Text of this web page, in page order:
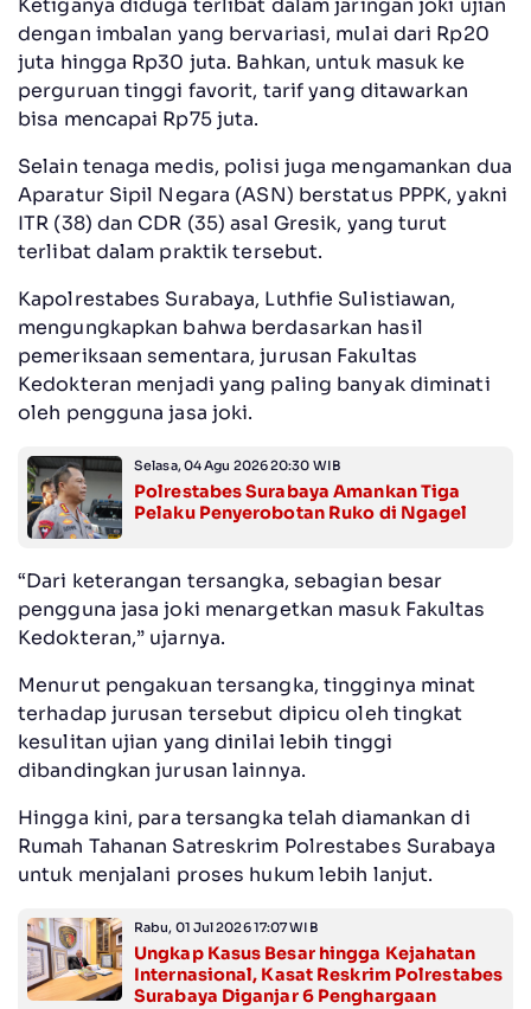
Ketiganya diduga terlibat dalam jaringan joki ujian
dengan imbalan yang bervariasi, mulai dari Rp20
juta hingga Rp30 juta. Bahkan, untuk masuk ke
perguruan tinggi favorit, tarif yang ditawarkan
bisa mencapai Rp75 juta.
Selain tenaga medis, polisi juga mengamankan dua
Aparatur Sipil Negara (ASN) berstatus PPPK, yakni
ITR (38) dan CDR (35) asal Gresik, yang turut
terlibat dalam praktik tersebut.
Kapolrestabes Surabaya, Luthfie Sulistiawan,
mengungkapkan bahwa berdasarkan hasil
pemeriksaan sementara, jurusan Fakultas
Kedokteran menjadi yang paling banyak diminati
oleh pengguna jasa joki.
Selasa, 04 Agu 2026 20:30 WIB
Polrestabes Surabaya Amankan Tiga
Pelaku Penyerobotan Ruko di Ngagel
“Dari keterangan tersangka, sebagian besar
pengguna jasa joki menargetkan masuk Fakultas
Kedokteran,” ujarnya.
Menurut pengakuan tersangka, tingginya minat
terhadap jurusan tersebut dipicu oleh tingkat
kesulitan ujian yang dinilai lebih tinggi
dibandingkan jurusan lainnya.
Hingga kini, para tersangka telah diamankan di
Rumah Tahanan Satreskrim Polrestabes Surabaya
untuk menjalani proses hukum lebih lanjut.
Rabu, 01 Jul 2026 17:07 WIB
Ungkap Kasus Besar hingga Kejahatan
Internasional, Kasat Reskrim Polrestabes
Surabaya Diganjar 6 Penghargaan